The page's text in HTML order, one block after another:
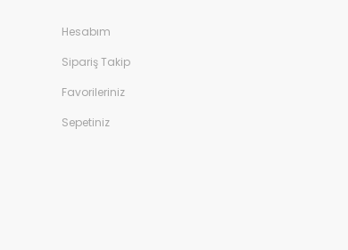
Hesabım
Sipariş Takip
Favorileriniz
Sepetiniz